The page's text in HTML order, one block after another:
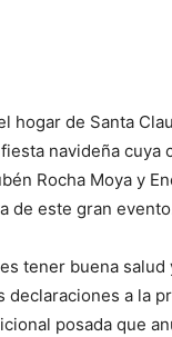
hogar de Santa
navideña cuya
Rocha Moya y
de este gran
tener buena salud
a la
posada que